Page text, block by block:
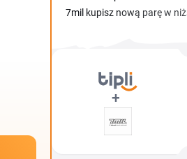
7mil kupisz nową parę w